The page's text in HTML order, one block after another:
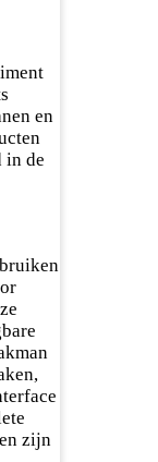
en
in de
zijn